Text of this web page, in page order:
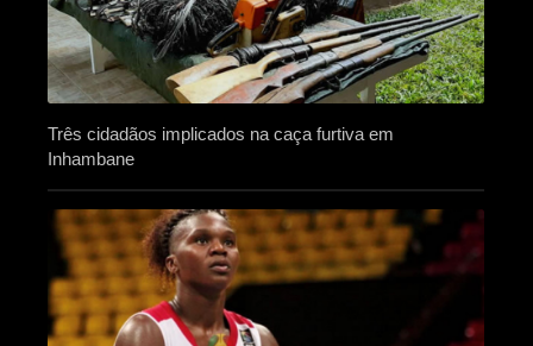
Três cidadãos implicados na caça furtiva em
Inhambane